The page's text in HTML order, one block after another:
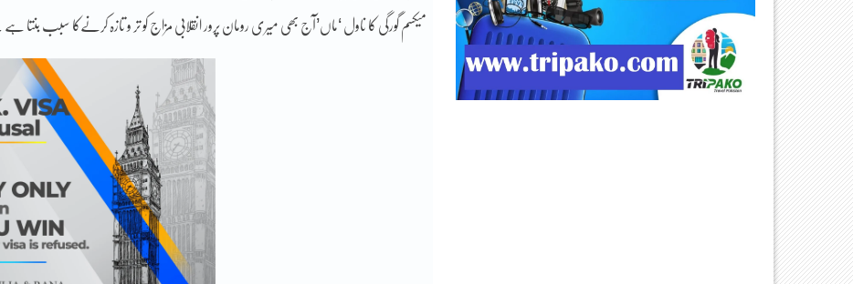
میکسم گورگی کا ناول ‘ماں’آج بھی میری رومان پرور انقلابی مزاج کو تر و تازہ کرنےکا سبب بنتا ہے ۔